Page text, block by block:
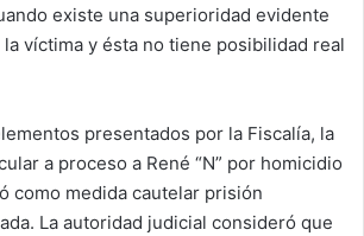
existe una superioridad evidente
víctima y ésta no tiene posibilidad real
presentados por la Fiscalía, la
a proceso a René “N” por homicidio
como medida cautelar prisión
La autoridad judicial consideró que